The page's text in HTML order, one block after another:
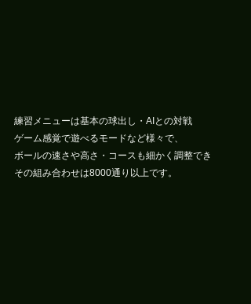
練習メニューは基本の球出し・AIとの対戦
ゲーム感覚で遊べるモードなど様々で、
ボールの速さや高さ・コースも細かく調整でき
その組み合わせは8000通り以上です。